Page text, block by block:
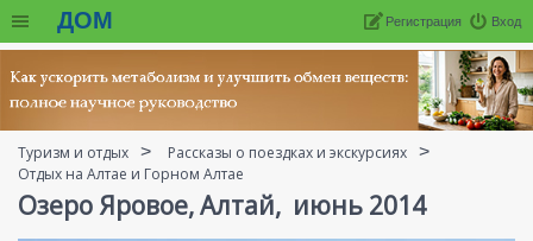
ДОМ Вход
Регистрация
Туризм и отдых
Рассказы о поездках и экскурсиях
Отдых на Алтае и Горном Алтае
Озеро Яровое, Алтай, июнь 2014